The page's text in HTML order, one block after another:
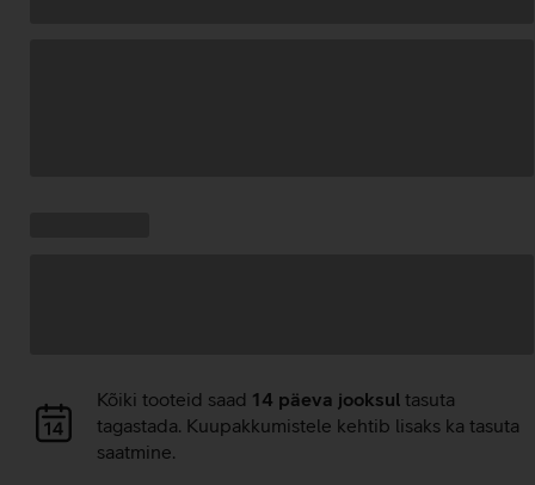
Andmete
laadimine
Kõiki tooteid saad 14 päeva jooksul tasuta
tagastada. Kuupakkumistele kehtib lisaks ka tasuta
saatmine.